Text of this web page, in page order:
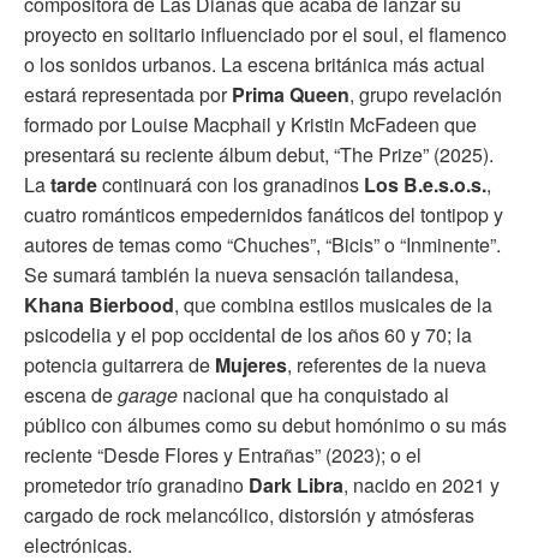
proyecto en solitario influenciado por el soul, el flamenco
o los sonidos urbanos. La escena británica más actual
estará representada porPrima Queen, grupo revelación
formado por Louise Macphail y Kristin McFadeen que
presentará su reciente álbum debut, “The Prize” (2025).
Latardecontinuará con los granadinos Los B.e.s.o.s.,
cuatro románticos empedernidos fanáticos del tontipop y
autores de temas como “Chuches”, “Bicis” o “Inminente”.
Se sumará también la nueva sensación tailandesa,
Khana Bierbood, que combina estilos musicales de la
psicodelia y el pop occidental de los años 60 y 70; la
potencia guitarrera de Mujeres, referentes de la nueva
escena degarage nacional que ha conquistado al
público con álbumes como su debut homónimo o su más
reciente “Desde Flores y Entrañas” (2023); o el
prometedor trío granadino Dark Libra, nacido en 2021 y
cargado de rock melancólico, distorsión y atmósferas
electrónicas.